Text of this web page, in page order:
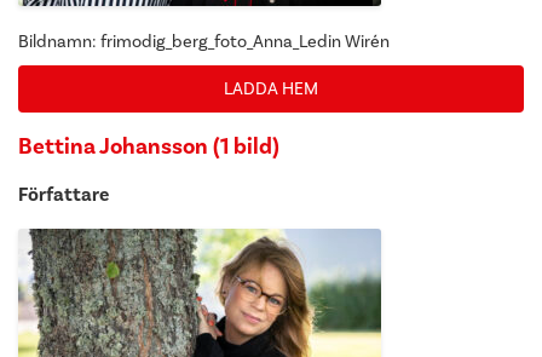
Bildnamn: frimodig_berg_foto_Anna_Ledin Wirén
LADDA HEM
Bettina Johansson (1 bild)
Författare